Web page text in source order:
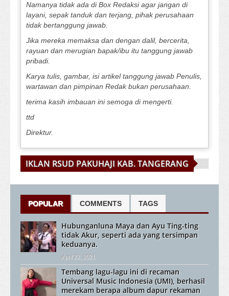
Namanya tidak ada di Box Redaksi agar jangan di
layani, sepak tanduk dan terjang, pihak perusahaan
tidak bertanggung jawab.
Jika mereka memaksa dan dengan dalil, bercerita,
rayuan dan merugian bapak/ibu itu tanggung jawab
pribadi.
Karya tulis, gambar, isi artikel tanggung jawab Penulis,
wartawan dan pimpinan Redak bukan perusahaan.
terima kasih imbauan ini semoga di mengerti.
ttd
Direktur.
IKLAN RSUD PAKUHAJI KAB. TANGERANG
POPULAR COMMENTS TAGS
Hubunganluna Maya dan Ayu Ting-ting
tidak Akur, seperti ada yang tersimpan
keduanya.
April 22, 2021
Tembang lagu-lagu ini di recaman
Universal Music Indonesia (UMI), berhasil
merekam berapa album dapur rekaman